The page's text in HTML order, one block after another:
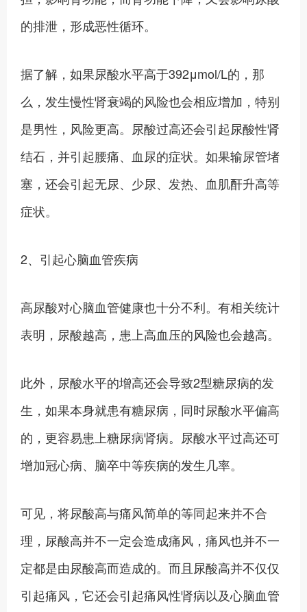
的排泄，形成恶性循环。
据了解，如果尿酸水平高于392μmol/L的，那
么，发生慢性肾衰竭的风险也会相应增加，特别
是男性，风险更高。尿酸过高还会引起尿酸性肾
结石，并引起腰痛、血尿的症状。如果输尿管堵
塞，还会引起无尿、少尿、发热、血肌酐升高等
症状。
2、引起心脑血管疾病
高尿酸对心脑血管健康也十分不利。有相关统计
表明，尿酸越高，患上高血压的风险也会越高。
此外，尿酸水平的增高还会导致2型糖尿病的发
生，如果本身就患有糖尿病，同时尿酸水平偏高
的，更容易患上糖尿病肾病。尿酸水平过高还可
增加冠心病、脑卒中等疾病的发生几率。
可见，将尿酸高与痛风简单的等同起来并不合
理，尿酸高并不一定会造成痛风，痛风也并不一
定都是由尿酸高而造成的。而且尿酸高并不仅仅
引起痛风，它还会引起痛风性肾病以及心脑血管